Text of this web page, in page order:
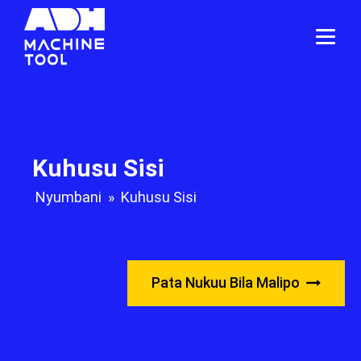
Kuhusu Sisi
Nyumbani » Kuhusu Sisi
Pata Nukuu Bila Malipo